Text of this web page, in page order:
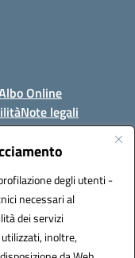
degli utenti -
necessari al
dei servizi
inoltre,
Online
Note legali
(NA)
Cod.Fisc. 95170530638